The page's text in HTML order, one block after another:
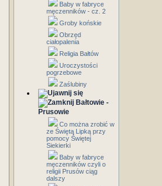
Baby w fabryce
męczenników - cz. 2
Groby końskie
Obrzęd
ciałopalenia
Religia Bałtów
Uroczystości
pogrzebowe
Zaślubiny
Bałtowie -
Prusowie
Co można zrobić w
ze Świętą Lipką przy
pomocy Świętej
Siekierki
Baby w fabryce
męczenników czyli o
religii Prusów ciąg
dalszy